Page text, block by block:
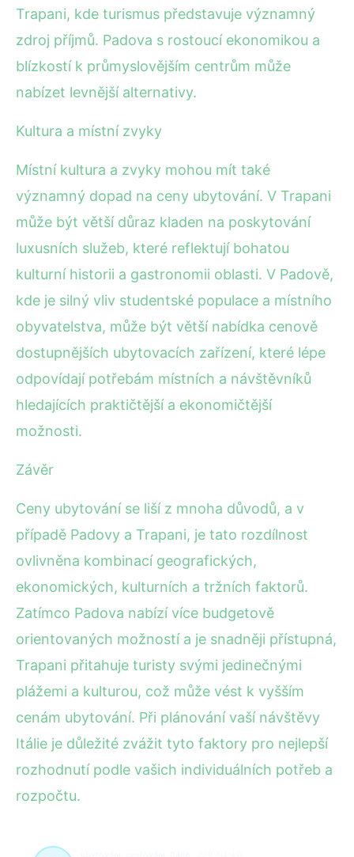
Trapani, kde turismus představuje významný
zdroj příjmů. Padova s rostoucí ekonomikou a
blízkostí k průmyslovějším centrům může
nabízet levnější alternativy.
Kultura a místní zvyky
Místní kultura a zvyky mohou mít také
významný dopad na ceny ubytování. V Trapani
může být větší důraz kladen na poskytování
luxusních služeb, které reflektují bohatou
kulturní historii a gastronomii oblasti. V Padově,
kde je silný vliv studentské populace a místního
obyvatelstva, může být větší nabídka cenově
dostupnějších ubytovacích zařízení, které lépe
odpovídají potřebám místních a návštěvníků
hledajících praktičtější a ekonomičtější
možnosti.
Závěr
Ceny ubytování se liší z mnoha důvodů, a v
případě Padovy a Trapani, je tato rozdílnost
ovlivněna kombinací geografických,
ekonomických, kulturních a tržních faktorů.
Zatímco Padova nabízí více budgetově
orientovaných možností a je snadněji přístupná,
Trapani přitahuje turisty svými jedinečnými
plážemi a kulturou, což může vést k vyšším
cenám ubytování. Při plánování vaší návštěvy
Itálie je důležité zvážit tyto faktory pro nejlepší
rozhodnutí podle vašich individuálních potřeb a
rozpočtu.